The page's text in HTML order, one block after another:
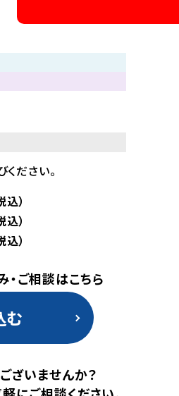
ださい。
込）
込）
込）
ご相談はこちら
む
ざいませんか？